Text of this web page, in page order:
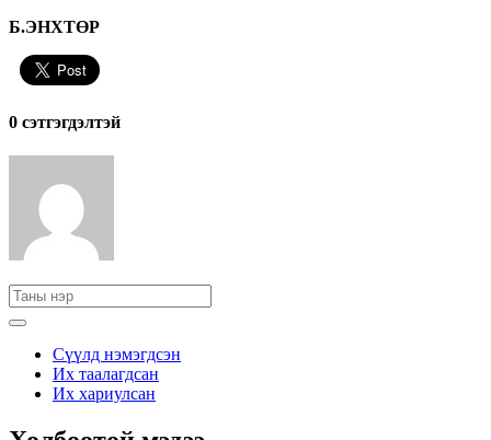
Б.ЭНХТӨР
0 cэтгэгдэлтэй
Сүүлд нэмэгдсэн
Их таалагдсан
Их хариулсан